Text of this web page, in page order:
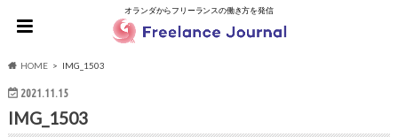
オランダからフリーランスの働き方を発信
HOME IMG_1503
2021.11.15
IMG_1503